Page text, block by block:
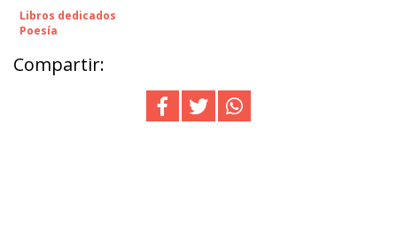
Libros dedicados
Poesía
Compartir: